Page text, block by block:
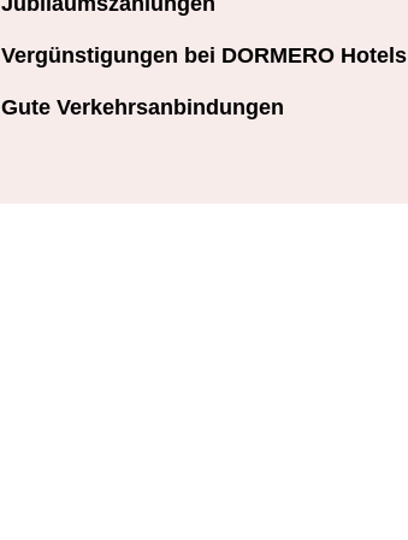
Vergünstigungen bei DORMERO Hotels
Gute Verkehrsanbindungen